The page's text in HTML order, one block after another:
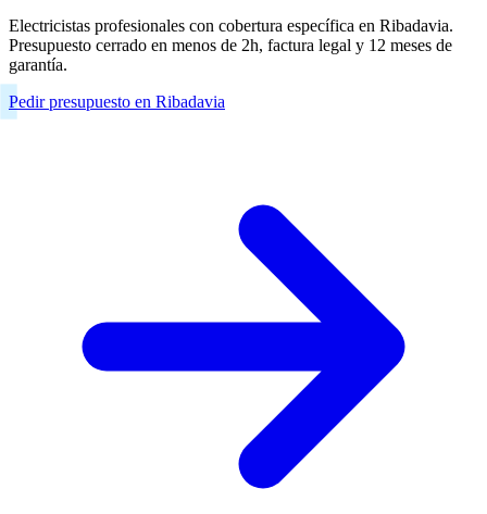
Electricistas profesionales con cobertura específica en Ribadavia.
Presupuesto cerrado en menos de 2h, factura legal y 12 meses de
garantía.
Pedir presupuesto en Ribadavia